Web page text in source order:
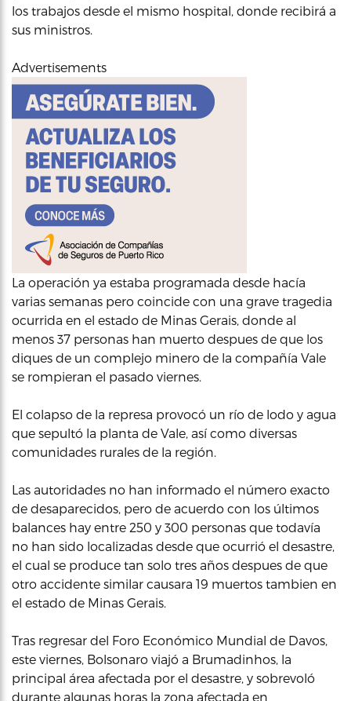
los trabajos desde el mismo hospital, donde recibirá a
sus ministros.
Advertisements
La operación ya estaba programada desde hacía
varias semanas pero coincide con una grave tragedia
ocurrida en el estado de Minas Gerais, donde al
menos 37 personas han muerto despues de que los
diques de un complejo minero de la compañía Vale
se rompieran el pasado viernes.
El colapso de la represa provocó un río de lodo y agua
que sepultó la planta de Vale, así como diversas
comunidades rurales de la región.
Las autoridades no han informado el número exacto
de desaparecidos, pero de acuerdo con los últimos
balances hay entre 250 y 300 personas que todavía
no han sido localizadas desde que ocurrió el desastre,
el cual se produce tan solo tres años despues de que
otro accidente similar causara 19 muertos tambien en
el estado de Minas Gerais.
Tras regresar del Foro Económico Mundial de Davos,
este viernes, Bolsonaro viajó a Brumadinhos, la
principal área afectada por el desastre, y sobrevoló
durante algunas horas la zona afectada en